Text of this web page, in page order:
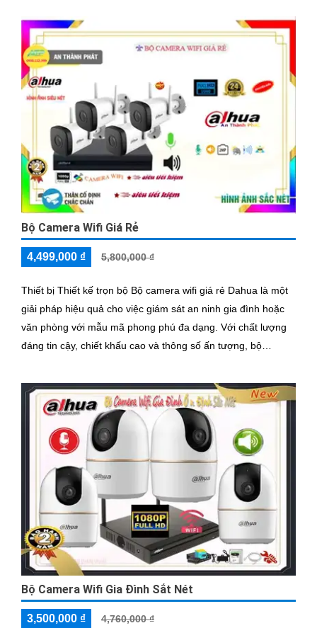
Bộ Camera Wifi Giá Rẻ
4,499,000 ₫ 5,800,000 ₫
Thiết bị Thiết kế trọn bộ Bộ camera wifi giá rẻ Dahua là một
giải pháp hiệu quả cho việc giám sát an ninh gia đình hoặc
văn phòng với mẫu mã phong phú đa dạng. Với chất lượng
đáng tin cậy, chiết khấu cao và thông số ấn tượng, bộ
Bộ Camera Wifi Gia Đình Sắt Nét
3,500,000 ₫ 4,760,000 ₫